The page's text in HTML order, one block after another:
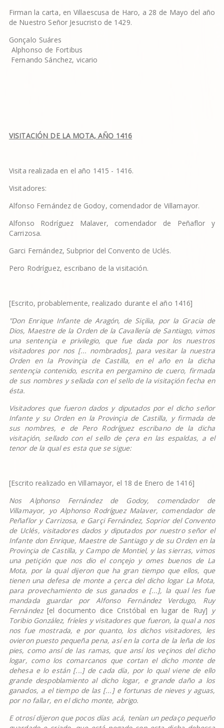
Firman la carta, en Villaescusa de Haro, a 28 de Mayo del año
de Nuestro Señor Jesucristo de 1429.
Gonçalo Suáres
Alphonso de Fortibus
Fernando Sánchez, vicario
VISITACIÓN DE LA MOTA, AÑO 1416
Visita realizada en el año 1415 - 1416.
Visitadores:
Alfonso Fernández de Godoy, comendador de Villamayor.
Alfonso Rodríguez Malaver, comendador de Peñaflor y
Carrizosa.
Garci Fernández, Subprior del Convento de Uclés.
Pero Rodríguez, escribano de la visitación.
[Escrito, probablemente, realizado durante el año 1416]
"Don Enrique Infante de Aragón, de Siçilia, por la Gracia de
Dios, Maestre de la Orden de la Cavallería de Santiago, vimos
una sentençia e privilegio, que fue dada por los nuestros
visitadores por nos [... nombrados], para vesitar la nuestra
Orden en la Provinçia de Castilla, en el año en la dicha
sentençia contenido, escrita en pergamino de cuero, firmada
de sus nombres y sellada con el sello de la visitaçión fecha en
ésta.
Visitadores que fueron dados y diputados por el dicho señor
Infante y su Orden en la Provinçia de Castilla, y firmada de
sus nombres, e de Pero Rodríguez escribano de la dicha
visitaçión, sellado con el sello de çera en las espaldas, a el
tenor de la qual es esta que se sigue:
[Escrito realizado en Villamayor, el 18 de Enero de 1416]
Nos Alphonso Fernández de Godoy, comendador de
Villamayor, yo Alphonso Rodríguez Malaver, comendador de
Peñaflor y Carrizosa, e Garçi Fernández, Soprior del Convento
de Uclés, visitadores dados y diputados por nuestro señor el
Infante don Enrique, Maestre de Santiago y de su Orden en la
Provinçia de Castilla, y Campo de Montiel, y las sierras, vimos
una petiçión que nos dio el conçejo y omes buenos de La
Mota, por la qual dijeron que ha gran tiempo que ellos, que
tienen una defesa de monte a çerca del dicho logar La Mota,
para provechamiento de sus ganados e [...], la qual les fue
mandada guardar por Alfonso Fernández Verdugo, Ruy
Fernández [el documento dice Cristóbal en lugar de Ruy] y
Toribio González, fríeles y visitadores que fueron, la qual a nos
nos fue mostrada, e por quanto, los dichos visitadores, les
ovieron puesto pequeña pena, asíen la corta de la leña de los
pies, como ansí de las ramas, que ansí los veçinos del dicho
logar, como los comarcanos que cortan el dicho monte de
dehesa e lo están [...] de cada día, por lo qual viene de ello
grande despoblamiento al dicho logar, e grande daño a los
ganados, a el tiempo de las [...] e fortunas de nieves y aguas,
por no fallar, en el dicho monte, abrigo.
E otrosídijeron que pocos días acá, tenían un pedaço pequeño